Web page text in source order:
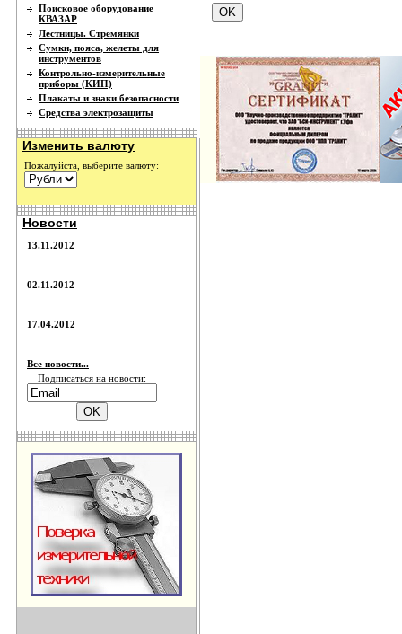
Поисковое оборудование
КВАЗАР
Лестницы. Стремянки
Сумки, пояса, желеты для
инструментов
Контрольно-измерительные
приборы (КИП)
Плакаты и знаки безопасности
Средства электрозащиты
Изменить валюту
Пожалуйста, выберите валюту:
Новости
13.11.2012
02.11.2012
17.04.2012
Все новости...
Подписаться на новости: